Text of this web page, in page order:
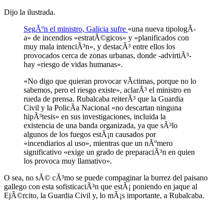
Dijo la ilustrada.
SegÃºn el ministro, Galicia sufre «una nueva tipologÃ­
a» de incendios «estratÃ©gicos» y «planificados con
muy mala intenciÃ³n», y destacÃ³ entre ellos los
provocados cerca de zonas urbanas, donde -advirtiÃ³-
hay «riesgo de vidas humanas».
«No digo que quieran provocar vÃ­ctimas, porque no lo
sabemos, pero el riesgo existe», aclarÃ³ el ministro en
rueda de prensa. Rubalcaba reiterÃ³ que la Guardia
Civil y la PolicÃ­a Nacional «no descartan ninguna
hipÃ³tesis» en sus investigaciones, incluida la
existencia de una banda organizada, ya que sÃ³lo
algunos de los fuegos estÃ¡n causados por
«incendiarios al uso», mientras que un nÃºmero
significativo «exige un grado de preparaciÃ³n en quien
los provoca muy llamativo».
O sea, no sÃ© cÃ³mo se puede compaginar la burrez del paisano
gallego con esta sofisticaciÃ³n que estÃ¡ poniendo en jaque al
EjÃ©rcito, la Guardia Civil y, lo mÃ¡s importante, a Rubalcaba.